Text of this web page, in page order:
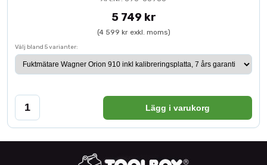
5 749 kr
(4 599 kr exkl. moms)
Välj bland 5 varianter:
Lägg i varukorg